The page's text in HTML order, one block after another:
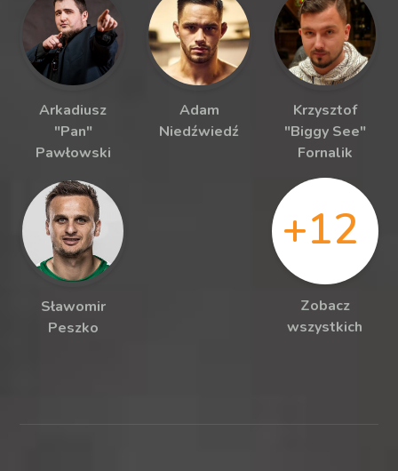
Arkadiusz
"Pan"
Pawłowski
Adam
Niedźwiedź
Krzysztof
"Biggy See"
Fornalik
Sławomir
Peszko
+12
Zobacz
wszystkich